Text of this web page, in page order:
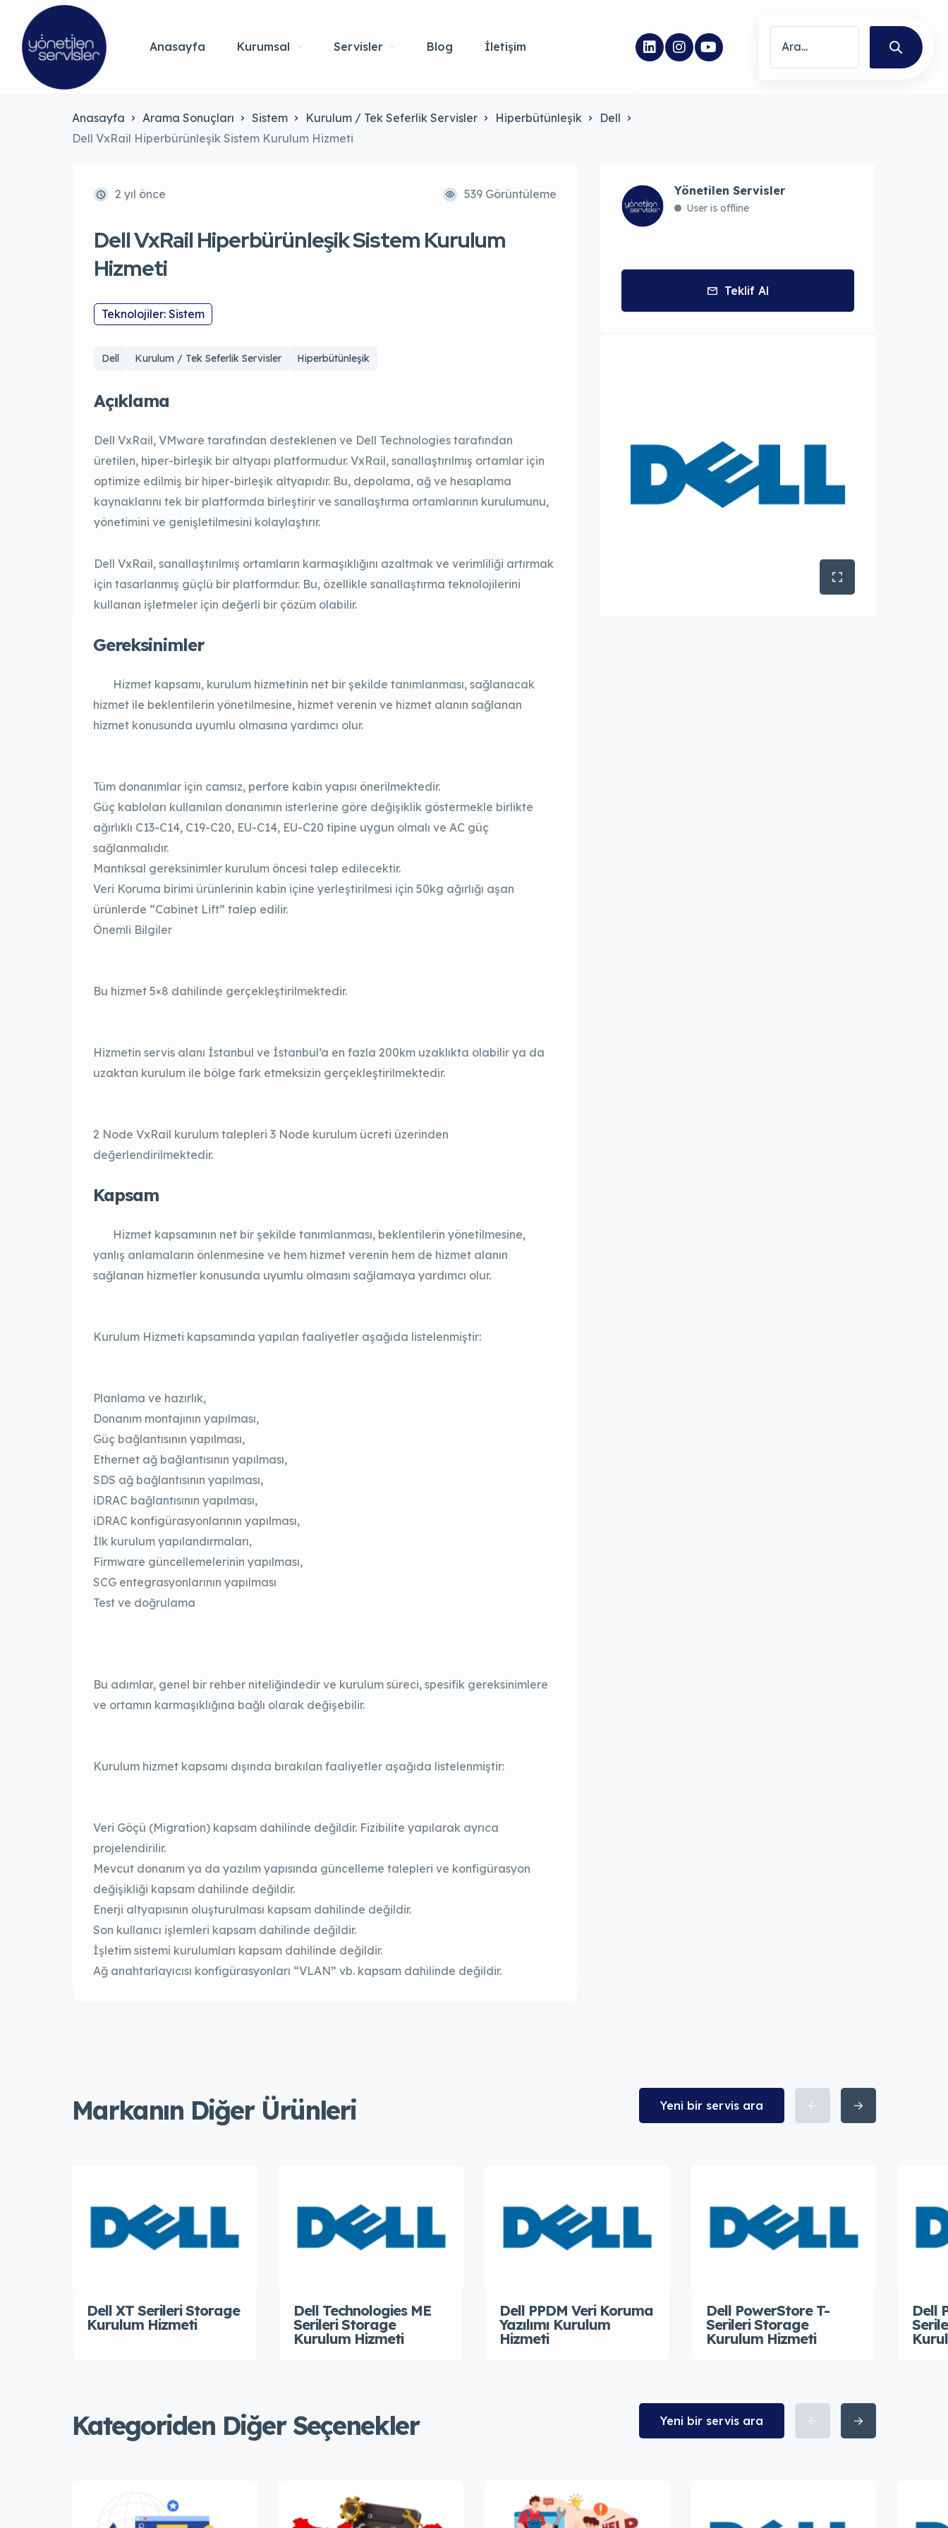
Anasayfa Kurumsal Servisler Blog İletişim
Anasayfa Arama Sonuçları Sistem Kurulum / Tek Seferlik Servisler Hiperbütünleşik
Dell
Dell VxRail Hiperbürünleşik Sistem Kurulum Hizmeti
2 yıl önce 539 Görüntüleme
Dell VxRail Hiperbürünleşik Sistem Kurulum
Hizmeti
Teknolojiler: Sistem
Dell Kurulum / Tek Seferlik Servisler Hiperbütünleşik
Açıklama
Dell VxRail, VMware tarafından desteklenen ve Dell Technologies tarafından
üretilen, hiper-birleşik bir altyapı platformudur. VxRail, sanallaştırılmış ortamlar için
optimize edilmiş bir hiper-birleşik altyapıdır. Bu, depolama, ağ ve hesaplama
kaynaklarını tek bir platformda birleştirir ve sanallaştırma ortamlarının kurulumunu,
yönetimini ve genişletilmesini kolaylaştırır.
Dell VxRail, sanallaştırılmış ortamların karmaşıklığını azaltmak ve verimliliği artırmak
için tasarlanmış güçlü bir platformdur. Bu, özellikle sanallaştırma teknolojilerini
kullanan işletmeler için değerli bir çözüm olabilir.
Gereksinimler
Hizmet kapsamı, kurulum hizmetinin net bir şekilde tanımlanması, sağlanacak
hizmet ile beklentilerin yönetilmesine, hizmet verenin ve hizmet alanın sağlanan
hizmet konusunda uyumlu olmasına yardımcı olur.
Tüm donanımlar için camsız, perfore kabin yapısı önerilmektedir.
Güç kabloları kullanılan donanımın isterlerine göre değişiklik göstermekle birlikte
ağırlıklı C13-C14, C19-C20, EU-C14, EU-C20 tipine uygun olmalı ve AC güç
sağlanmalıdır.
Mantıksal gereksinimler kurulum öncesi talep edilecektir.
Veri Koruma birimi ürünlerinin kabin içine yerleştirilmesi için 50kg ağırlığı aşan
ürünlerde “Cabinet Lift” talep edilir.
Önemli Bilgiler
Bu hizmet 5×8 dahilinde gerçekleştirilmektedir.
Hizmetin servis alanı İstanbul ve İstanbul’a en fazla 200km uzaklıkta olabilir ya da
uzaktan kurulum ile bölge fark etmeksizin gerçekleştirilmektedir.
2 Node VxRail kurulum talepleri 3 Node kurulum ücreti üzerinden
değerlendirilmektedir.
Kapsam
Hizmet kapsamının net bir şekilde tanımlanması, beklentilerin yönetilmesine,
yanlış anlamaların önlenmesine ve hem hizmet verenin hem de hizmet alanın
sağlanan hizmetler konusunda uyumlu olmasını sağlamaya yardımcı olur.
Kurulum Hizmeti kapsamında yapılan faaliyetler aşağıda listelenmiştir:
Planlama ve hazırlık,
Donanım montajının yapılması,
Güç bağlantısının yapılması,
Ethernet ağ bağlantısının yapılması,
SDS ağ bağlantısının yapılması,
iDRAC bağlantısının yapılması,
iDRAC konfigürasyonlarının yapılması,
İlk kurulum yapılandırmaları,
Firmware güncellemelerinin yapılması,
SCG entegrasyonlarının yapılması
Test ve doğrulama
Bu adımlar, genel bir rehber niteliğindedir ve kurulum süreci, spesifik gereksinimlere
ve ortamın karmaşıklığına bağlı olarak değişebilir.
Kurulum hizmet kapsamı dışında bırakılan faaliyetler aşağıda listelenmiştir:
Veri Göçü (Migration) kapsam dahilinde değildir. Fizibilite yapılarak ayrıca
projelendirilir.
Mevcut donanım ya da yazılım yapısında güncelleme talepleri ve konfigürasyon
değişikliği kapsam dahilinde değildir.
Enerji altyapısının oluşturulması kapsam dahilinde değildir.
Son kullanıcı işlemleri kapsam dahilinde değildir.
İşletim sistemi kurulumları kapsam dahilinde değildir.
Ağ anahtarlayıcısı konfigürasyonları “VLAN” vb. kapsam dahilinde değildir.
Yönetilen Servisler
User is offline
Teklif Al
Markanın Diğer Ürünleri Yeni bir servis ara
Dell XT Serileri Storage
Kurulum Hizmeti
Dell Technologies ME
Serileri Storage
Kurulum Hizmeti
Dell PPDM Veri Koruma
Yazılımı Kurulum
Hizmeti
Dell PowerStore T-
Serileri Storage
Kurulum Hizmeti
Dell
Kategoriden Diğer Seçenekler Yeni bir servis ara